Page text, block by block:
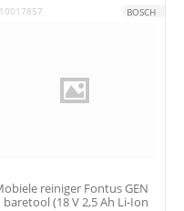
BOSCH
reiniger Fontus GEN
baretool (18 V 2,5 Ah Li-Ion